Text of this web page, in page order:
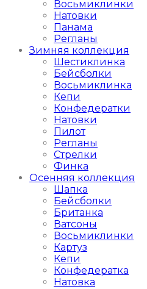
Восьмиклинки
Натовки
Панама
Регланы
Зимняя коллекция
Шестиклинка
Бейсболки
Восьмиклинка
Кепи
Конфедератки
Натовки
Пилот
Регланы
Стрелки
Финка
Осенняя коллекция
Шапка
Бейсболки
Британка
Ватсоны
Восьмиклинки
Картуз
Кепи
Конфедератка
Натовка